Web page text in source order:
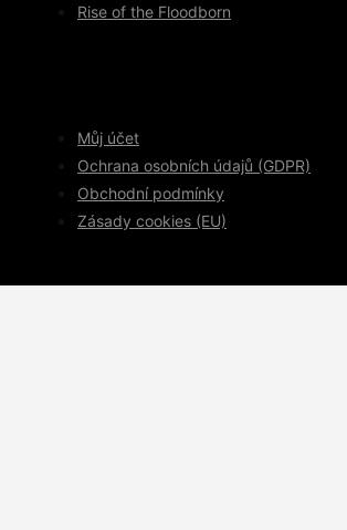
Rise of the Floodborn
Můj účet
Ochrana osobních údajů (GDPR)
Obchodní podmínky
Zásady cookies (EU)